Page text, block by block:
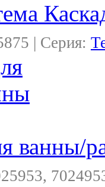
| Серия:
ванны/